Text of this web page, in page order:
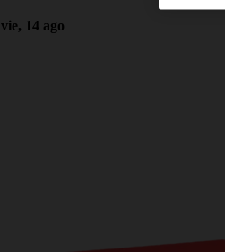
vie, 14 ago